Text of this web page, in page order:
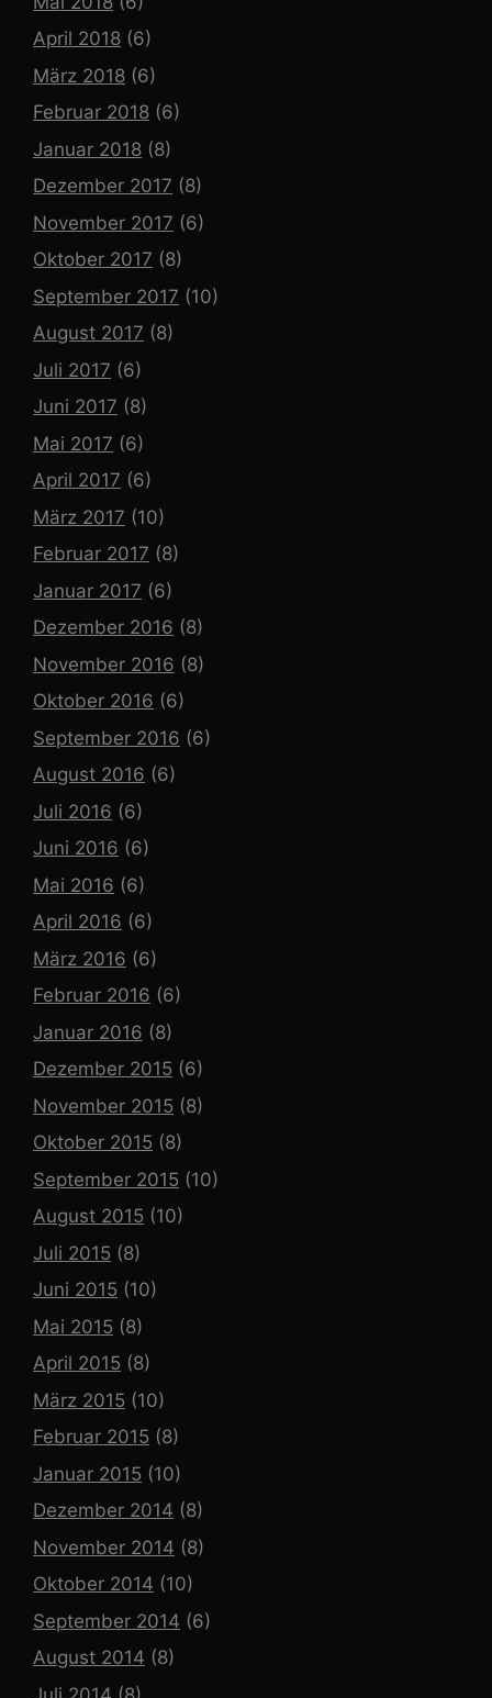
April 2018 (6)
März 2018 (6)
Februar 2018 (6)
Januar 2018 (8)
Dezember 2017 (8)
November 2017 (6)
Oktober 2017 (8)
September 2017 (10)
August 2017 (8)
Juli 2017 (6)
Juni 2017 (8)
Mai 2017 (6)
April 2017 (6)
März 2017 (10)
Februar 2017 (8)
Januar 2017 (6)
Dezember 2016 (8)
November 2016 (8)
Oktober 2016 (6)
September 2016 (6)
August 2016 (6)
Juli 2016 (6)
Juni 2016 (6)
Mai 2016 (6)
April 2016 (6)
März 2016 (6)
Februar 2016 (6)
Januar 2016 (8)
Dezember 2015 (6)
November 2015 (8)
Oktober 2015 (8)
September 2015 (10)
August 2015 (10)
Juli 2015 (8)
Juni 2015 (10)
Mai 2015 (8)
April 2015 (8)
März 2015 (10)
Februar 2015 (8)
Januar 2015 (10)
Dezember 2014 (8)
November 2014 (8)
Oktober 2014 (10)
September 2014 (6)
August 2014 (8)